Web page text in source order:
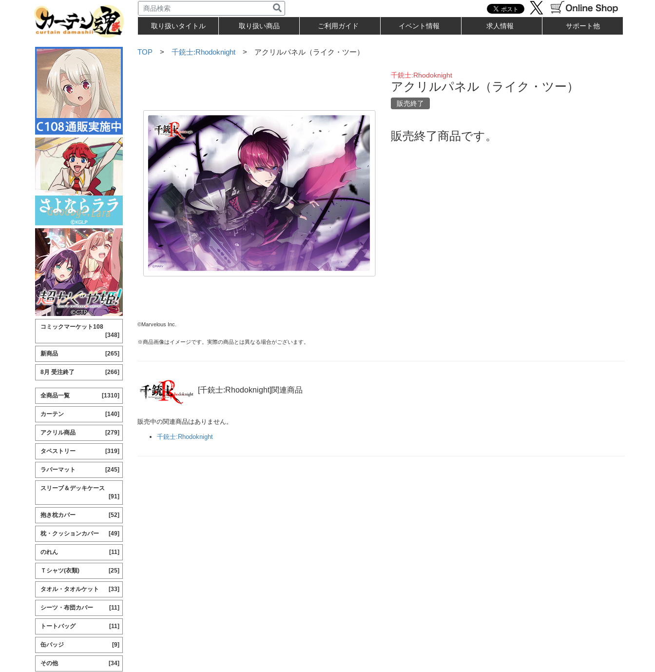
取り扱いタイトル 取り扱い商品 ご利用ガイド イベント情報 求人情報 サポート他
TOP > 千銃士:Rhodoknight > アクリルパネル（ライク・ツー）
©Marvelous Inc.
※商品画像はイメージです。実際の商品とは異なる場合がございます。
千銃士:Rhodoknight
アクリルパネル（ライク・ツー）
販売終了
販売終了商品です。
[千銃士:Rhodoknight]関連商品
販売中の関連商品はありません。
千銃士:Rhodoknight
コミックマーケット108
[348]
新商品 [265]
8月 受注終了 [266]
全商品一覧 [1310]
カーテン [140]
アクリル商品 [279]
タペストリー [319]
ラバーマット [245]
スリーブ＆デッキケース
[91]
抱き枕カバー [52]
枕・クッションカバー [49]
のれん [11]
Ｔシャツ(衣類) [25]
タオル・タオルケット [33]
シーツ・布団カバー [11]
トートバッグ [11]
缶バッジ [9]
その他 [34]